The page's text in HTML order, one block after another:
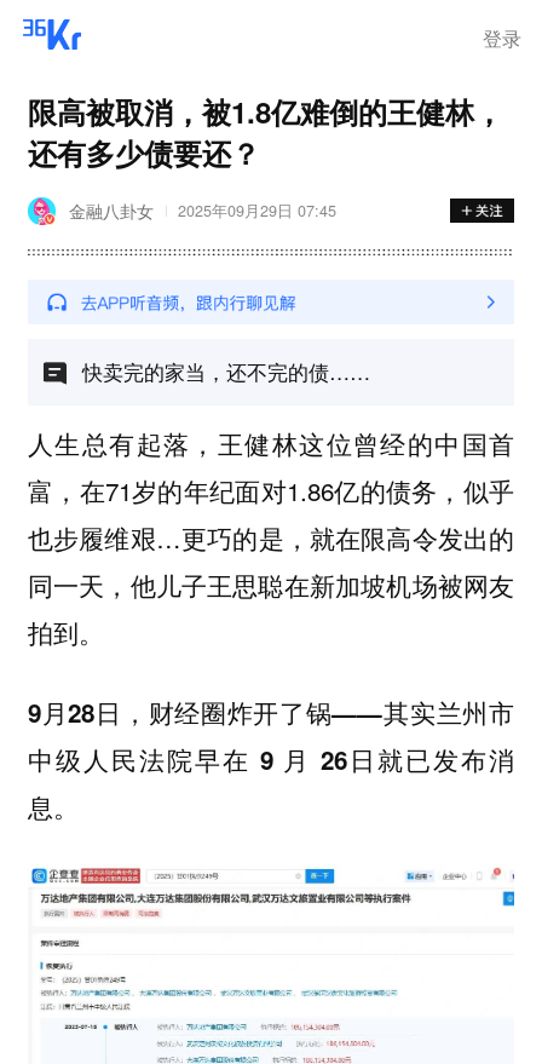
登录
限高被取消，被1.8亿难倒的王健林，
还有多少债要还？
金融八卦女 2025年09月29日 07:45
快卖完的家当，还不完的债……
人生总有起落，王健林这位曾经的中国首
富，在71岁的年纪面对1.86亿的债务，似乎
也步履维艰…更巧的是，就在限高令发出的
同一天，他儿子王思聪在新加坡机场被网友
拍到。
9月28日，财经圈炸开了锅——其实兰州市
中级人民法院早在 9 月 26日就已发布消
息。